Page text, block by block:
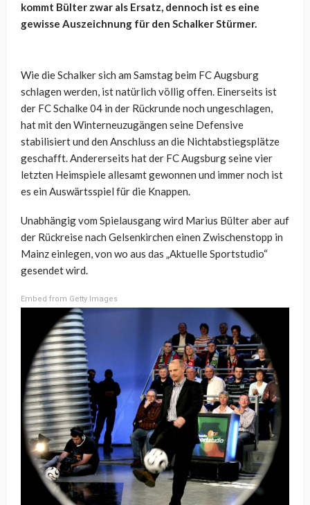
kommt Bülter zwar als Ersatz, dennoch ist es eine
gewisse Auszeichnung für den Schalker Stürmer.
Wie die Schalker sich am Samstag beim FC Augsburg
schlagen werden, ist natürlich völlig offen. Einerseits ist
der FC Schalke 04 in der Rückrunde noch ungeschlagen,
hat mit den Winterneuzugängen seine Defensive
stabilisiert und den Anschluss an die Nichtabstiegsplätze
geschafft. Andererseits hat der FC Augsburg seine vier
letzten Heimspiele allesamt gewonnen und immer noch ist
es ein Auswärtsspiel für die Knappen.
Unabhängig vom Spielausgang wird Marius Bülter aber auf
der Rückreise nach Gelsenkirchen einen Zwischenstopp in
Mainz einlegen, von wo aus das „Aktuelle Sportstudio“
gesendet wird.
Embed from Getty Images